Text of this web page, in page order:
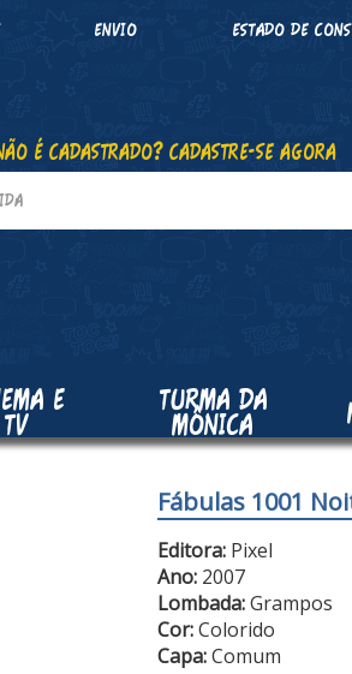
ENVIO ESTADO DE
É CADASTRADO? CADASTRE-SE AGORA
E
TV
TURMA DA
MÔNICA
Fábulas 1001
Editora:Pixel
Ano:2007
Lombada:Grampos
Cor:Colorido
Capa:Comum